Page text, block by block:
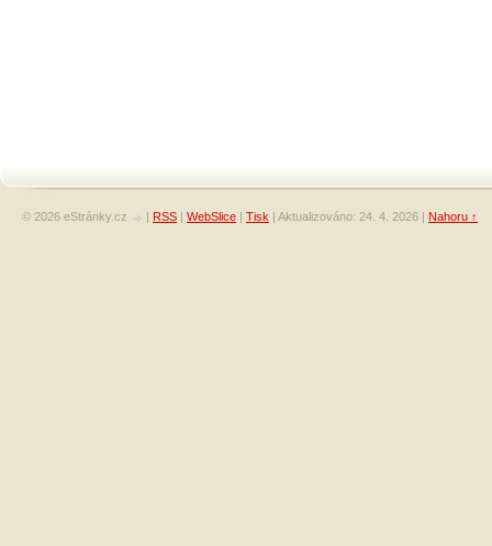
© 2026 eStránky.cz | RSS | WebSlice | Tisk | Aktualizováno: 24. 4. 2026 | Nahoru ↑